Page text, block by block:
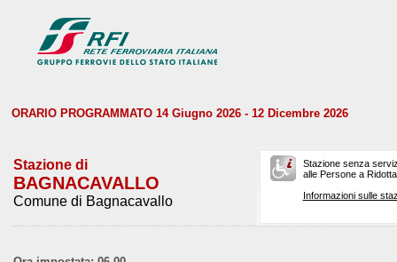
ORARIO PROGRAMMATO 14 Giugno 2026 - 12 Dicembre 2026
Stazione di
BAGNACAVALLO
Comune di Bagnacavallo
Stazione senza
alle Persone a
Informazioni sulle